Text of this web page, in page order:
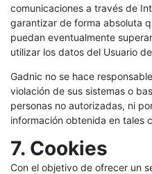
comunicaciones a través de
garantizar de forma absoluta
puedan eventualmente
utilizar los datos del Usuario
Gadnic no se hace
violación de sus sistemas o
personas no autorizadas, ni
información obtenida en tales
7. Cookies
Con el objetivo de ofrecer un